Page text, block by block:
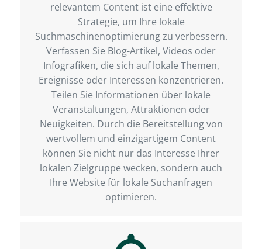
relevantem Content ist eine effektive
Strategie, um Ihre lokale
Suchmaschinenoptimierung zu verbessern.
Verfassen Sie Blog-Artikel, Videos oder
Infografiken, die sich auf lokale Themen,
Ereignisse oder Interessen konzentrieren.
Teilen Sie Informationen über lokale
Veranstaltungen, Attraktionen oder
Neuigkeiten. Durch die Bereitstellung von
wertvollem und einzigartigem Content
können Sie nicht nur das Interesse Ihrer
lokalen Zielgruppe wecken, sondern auch
Ihre Website für lokale Suchanfragen
optimieren.